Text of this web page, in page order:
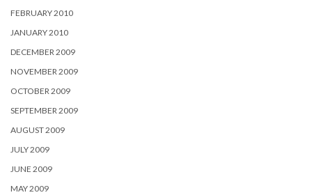
FEBRUARY 2010
JANUARY 2010
DECEMBER 2009
NOVEMBER 2009
OCTOBER 2009
SEPTEMBER 2009
AUGUST 2009
JULY 2009
JUNE 2009
MAY 2009